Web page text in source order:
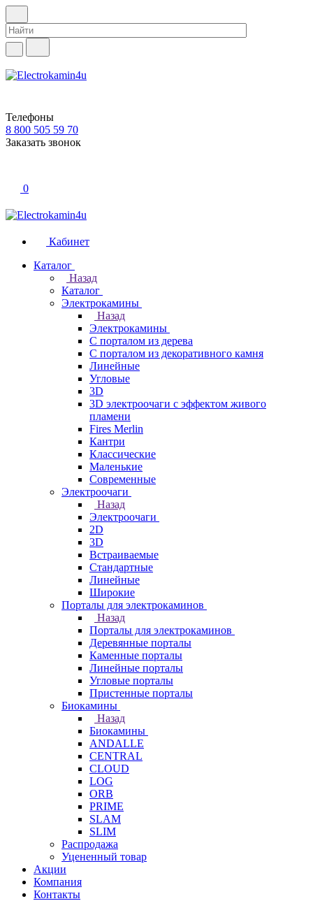
Телефоны
8 800 505 59 70
Заказать звонок
0
Кабинет
Каталог
Назад
Каталог
Электрокамины
Назад
Электрокамины
С порталом из дерева
С порталом из декоративного камня
Линейные
Угловые
3D
3D электроочаги с эффектом живого
пламени
Fires Merlin
Кантри
Классические
Маленькие
Современные
Электроочаги
Назад
Электроочаги
2D
3D
Встраиваемые
Стандартные
Линейные
Широкие
Порталы для электрокаминов
Назад
Порталы для электрокаминов
Деревянные порталы
Каменные порталы
Линейные порталы
Угловые порталы
Пристенные порталы
Биокамины
Назад
Биокамины
ANDALLE
CENTRAL
CLOUD
LOG
ORB
PRIME
SLAM
SLIM
Распродажа
Уцененный товар
Акции
Компания
Контакты